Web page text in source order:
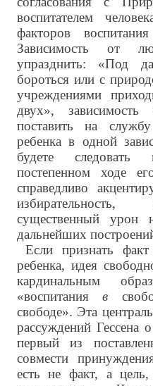
воспитателем
факторов
Зависимость от
упразднить: «Под
бороться или с
учреждениями
двух»,
поставить на
ребенка в одной
будете
постепенном ходе
справедливо
существенный урон
дальнейших
Если признать
ребенка, идея
кардинальным
«воспитанияв
свободе». Эта
рассуждений Гессена
первый из
совмести
есть не факт, а